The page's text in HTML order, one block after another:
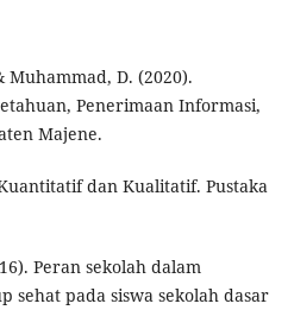
D. (2020).
Penerimaan Informasi,
Majene.
dan Kualitatif. Pustaka
Peran sekolah dalam
pada siswa sekolah dasar